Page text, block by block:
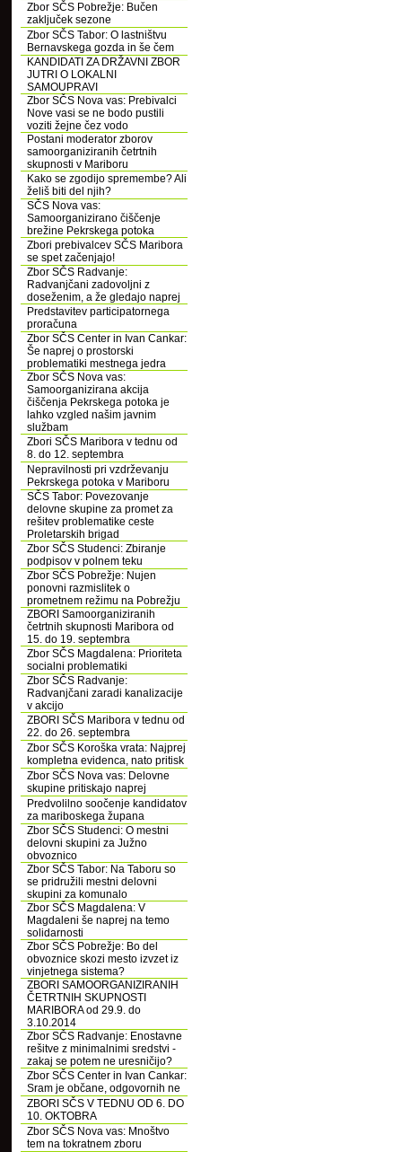
Zbor SČS Pobrežje: Bučen
zaključek sezone
Zbor SČS Tabor: O lastništvu
Bernavskega gozda in še čem
KANDIDATI ZA DRŽAVNI ZBOR
JUTRI O LOKALNI
SAMOUPRAVI
Zbor SČS Nova vas: Prebivalci
Nove vasi se ne bodo pustili
voziti žejne čez vodo
Postani moderator zborov
samoorganiziranih četrtnih
skupnosti v Mariboru
Kako se zgodijo spremembe? Ali
želiš biti del njih?
SČS Nova vas:
Samoorganizirano čiščenje
brežine Pekrskega potoka
Zbori prebivalcev SČS Maribora
se spet začenjajo!
Zbor SČS Radvanje:
Radvanjčani zadovoljni z
doseženim, a že gledajo naprej
Predstavitev participatornega
proračuna
Zbor SČS Center in Ivan Cankar:
Še naprej o prostorski
problematiki mestnega jedra
Zbor SČS Nova vas:
Samoorganizirana akcija
čiščenja Pekrskega potoka je
lahko vzgled našim javnim
službam
Zbori SČS Maribora v tednu od
8. do 12. septembra
Nepravilnosti pri vzdrževanju
Pekrskega potoka v Mariboru
SČS Tabor: Povezovanje
delovne skupine za promet za
rešitev problematike ceste
Proletarskih brigad
Zbor SČS Studenci: Zbiranje
podpisov v polnem teku
Zbor SČS Pobrežje: Nujen
ponovni razmislitek o
prometnem režimu na Pobrežju
ZBORI Samoorganiziranih
četrtnih skupnosti Maribora od
15. do 19. septembra
Zbor SČS Magdalena: Prioriteta
socialni problematiki
Zbor SČS Radvanje:
Radvanjčani zaradi kanalizacije
v akcijo
ZBORI SČS Maribora v tednu od
22. do 26. septembra
Zbor SČS Koroška vrata: Najprej
kompletna evidenca, nato pritisk
Zbor SČS Nova vas: Delovne
skupine pritiskajo naprej
Predvolilno soočenje kandidatov
za mariboskega župana
Zbor SČS Studenci: O mestni
delovni skupini za Južno
obvoznico
Zbor SČS Tabor: Na Taboru so
se pridružili mestni delovni
skupini za komunalo
Zbor SČS Magdalena: V
Magdaleni še naprej na temo
solidarnosti
Zbor SČS Pobrežje: Bo del
obvoznice skozi mesto izvzet iz
vinjetnega sistema?
ZBORI SAMOORGANIZIRANIH
ČETRTNIH SKUPNOSTI
MARIBORA od 29.9. do
3.10.2014
Zbor SČS Radvanje: Enostavne
rešitve z minimalnimi sredstvi -
zakaj se potem ne uresničijo?
Zbor SČS Center in Ivan Cankar:
Sram je občane, odgovornih ne
ZBORI SČS V TEDNU OD 6. DO
10. OKTOBRA
Zbor SČS Nova vas: Mnoštvo
tem na tokratnem zboru